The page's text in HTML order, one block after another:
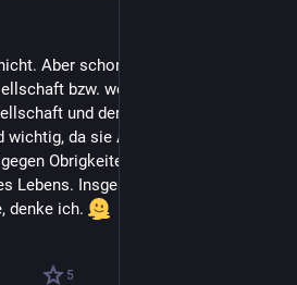
Aber schon das Ringen um den
bzw. welche Rolle man darin
und deren
da sie Auswirkungen auf die
Obrigkeiten. Verlust,
Lebens. Insgesamt erzähle ich eher
denke ich.
5